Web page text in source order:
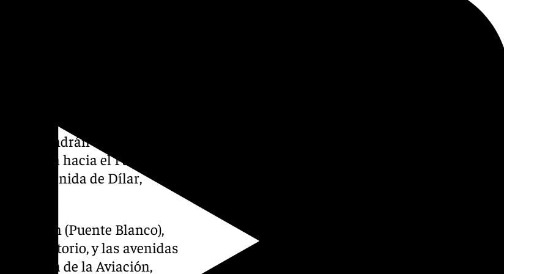
las principales líneas
mantendrán su recorrido y
hacia el Paseo de
y Avenida de Dílar,
del Salón (Puente Blanco),
del Pretorio, y las avenidas
rotonda de la Aviación,